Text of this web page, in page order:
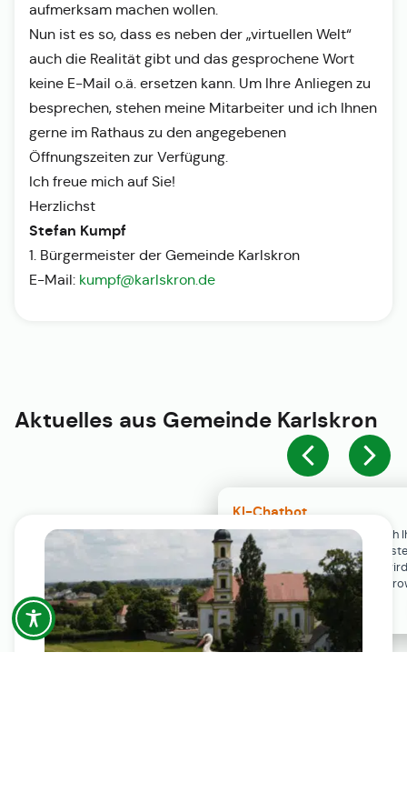
KI-Chatbot
Der KI-Chatbot steht erst nach
Einwilligung in den Cookie-
Verfügung. Der Chat-Verlauf
ausschließlich lokal in Ihrem
gespeichert.
aufmerksam machen wollen.
Nun ist es so, dass es neben der „virtuellen Welt“
auch die Realität gibt und das gesprochene Wort
keine E-Mail o.ä. ersetzen kann. Um Ihre Anliegen zu
besprechen, stehen meine Mitarbeiter und ich Ihnen
gerne im Rathaus zu den angegebenen
Öffnungszeiten zur Verfügung.
Ich freue mich auf Sie!
Herzlichst
Stefan Kumpf
1. Bürgermeister der Gemeinde Karlskron
E-Mail: kumpf@karlskron.de
Aktuelles aus Gemeinde Karlskron